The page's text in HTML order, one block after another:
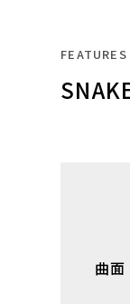
FEATURES
曲面